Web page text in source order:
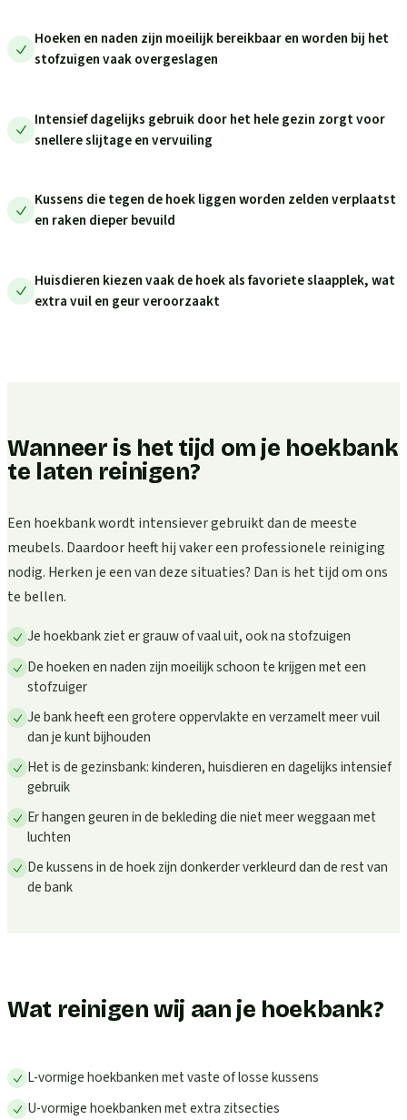
Hoeken en naden zijn moeilijk bereikbaar en worden bij het
stofzuigen vaak overgeslagen
Intensief dagelijks gebruik door het hele gezin zorgt voor
snellere slijtage en vervuiling
Kussens die tegen de hoek liggen worden zelden verplaatst
en raken dieper bevuild
Huisdieren kiezen vaak de hoek als favoriete slaapplek, wat
extra vuil en geur veroorzaakt
Wanneer is het tijd om je hoekbank
te laten reinigen?
Een hoekbank wordt intensiever gebruikt dan de meeste
meubels. Daardoor heeft hij vaker een professionele reiniging
nodig. Herken je een van deze situaties? Dan is het tijd om ons
te bellen.
Je hoekbank ziet er grauw of vaal uit, ook na stofzuigen
De hoeken en naden zijn moeilijk schoon te krijgen met een
stofzuiger
Je bank heeft een grotere oppervlakte en verzamelt meer vuil
dan je kunt bijhouden
Het is de gezinsbank: kinderen, huisdieren en dagelijks intensief
gebruik
Er hangen geuren in de bekleding die niet meer weggaan met
luchten
De kussens in de hoek zijn donkerder verkleurd dan de rest van
de bank
Wat reinigen wij aan je hoekbank?
L-vormige hoekbanken met vaste of losse kussens
U-vormige hoekbanken met extra zitsecties